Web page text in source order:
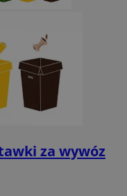
za wywóz